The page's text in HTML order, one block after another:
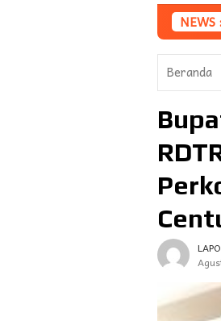
NEWS :
Selamat kepada Ubas Atas
Beranda